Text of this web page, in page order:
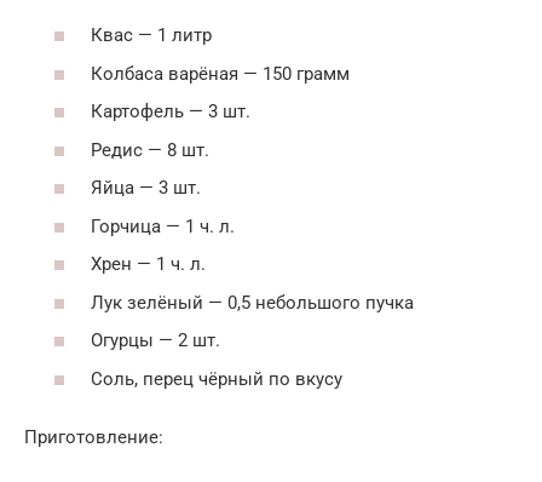
Квас — 1 литр
Колбаса варёная — 150 грамм
Картофель — 3 шт.
Редис — 8 шт.
Яйца — 3 шт.
Горчица — 1 ч. л.
Хрен — 1 ч. л.
Лук зелёный — 0,5 небольшого пучка
Огурцы — 2 шт.
Соль, перец чёрный по вкусу
Приготовление: